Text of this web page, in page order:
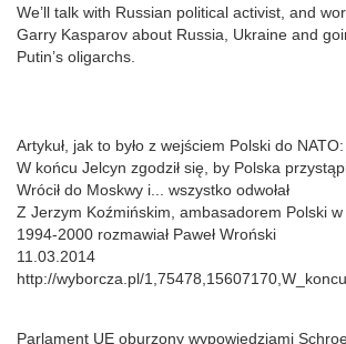
We’ll talk with Russian political activist, and
Garry Kasparov about Russia, Ukraine and
Putin’s oligarchs.
Artykuł, jak to było z wejściem Polski do NATO:
W końcu Jelcyn zgodził się, by Polska
Wrócił do Moskwy i... wszystko odwołał
Z Jerzym Koźmińskim, ambasadorem Polski w
1994-2000 rozmawiał Paweł Wroński
11.03.2014
http://wyborcza.pl/
Parlament UE oburzony wypowiedziami